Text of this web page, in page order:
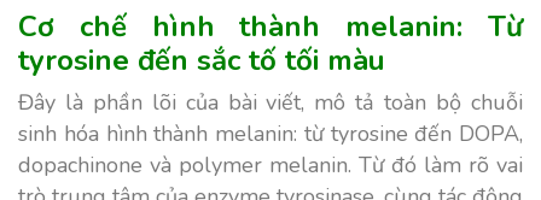
Cơ chế hình thành melanin: Từ
tyrosine đến sắc tố tối màu
Đây là phần lõi của bài viết, mô tả toàn bộ chuỗi
sinh hóa hình thành melanin: từ tyrosine đến DOPA,
dopachinone và polymer melanin. Từ đó làm rõ vai